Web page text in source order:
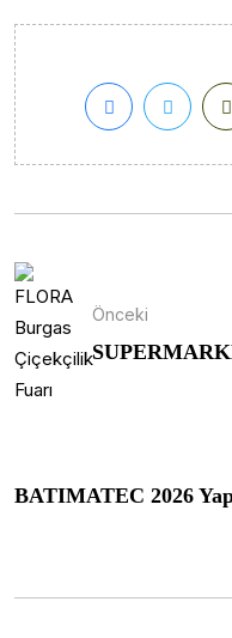
Önceki
BATIMATEC 2026